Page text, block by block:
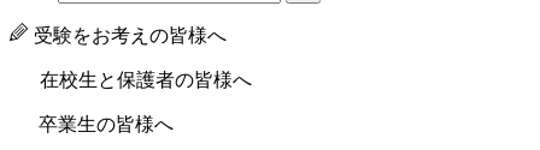
受験をお考えの皆様へ
在校生と保護者の皆様へ
卒業生の皆様へ